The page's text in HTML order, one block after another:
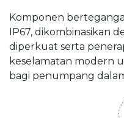
Komponen
IP67, dikombinasikan
diperkuat serta
keselamatan modern
bagi penumpang